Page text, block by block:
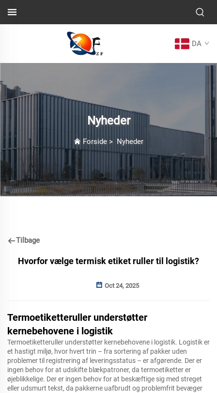
DA
Nyheder
Forside > Nyheder
Tilbage
Hvorfor vælge termisk etiket ruller til logistik?
Oct 24, 2025
Termoetiketteruller understøtter
kernebehovene i logistik
Termoetiketteruller understøtter kernebehovene i logistik. Logistik er
et hastigt miljø, hvor hvert trin – fra sortering af pakker uden
problemer til registrering af leveringsstatus – er afgørende. Der er
ingen behov for at udskifte blækpatroner, da termoetiketter er
øjeblikkelige. Der er ingen behov for at beskæftige sig med streget
eller udsmurt tekst, da pakkerne uafbrudt og problemfrit bevæger